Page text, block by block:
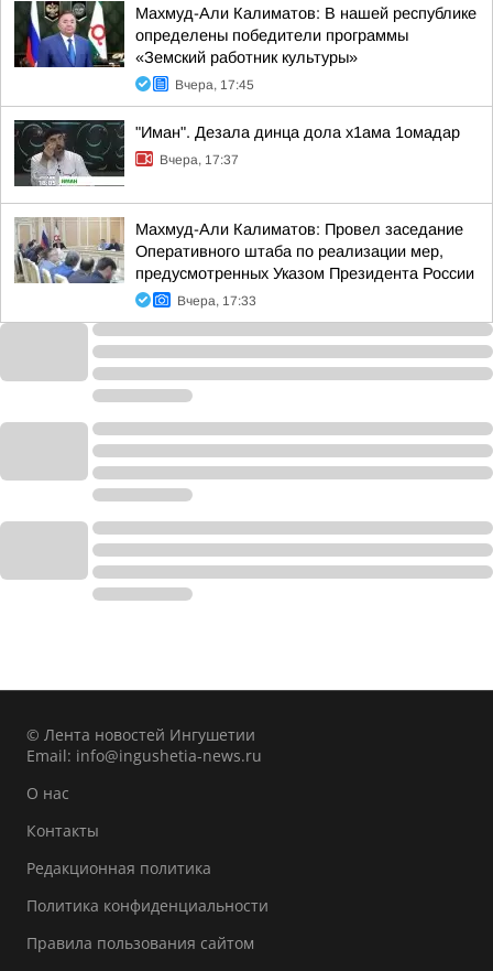
Махмуд-Али Калиматов: В нашей республике
определены победители программы
«Земский работник культуры»
Вчера, 17:45
"Иман". Дезала динца дола х1ама 1омадар
Вчера, 17:37
Махмуд-Али Калиматов: Провел заседание
Оперативного штаба по реализации мер,
предусмотренных Указом Президента России
Вчера, 17:33
© Лента новостей Ингушетии
Email: info@ingushetia-news.ru
О нас
Контакты
Редакционная политика
Политика конфиденциальности
Правила пользования сайтом